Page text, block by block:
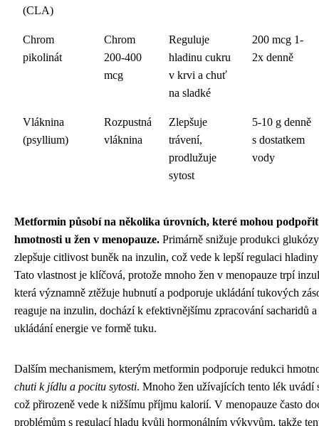
(CLA)
Chrom
pikolinát
Chrom
200-400
mcg
Reguluje
hladinu cukru
v krvi a chuť
na sladké
200 mcg 1-
2x denně
Vláknina
(psyllium)
Rozpustná
vláknina
Zlepšuje
trávení,
prodlužuje
sytost
5-10 g denně
s dostatkem
vody
Metformin působí na několika úrovních, které mohou
hmotnosti u žen v menopauze. Primárně snižuje produkci
zlepšuje citlivost buněk na inzulin, což vede k lepší regulaci
Tato vlastnost je klíčová, protože mnoho žen v menopauze trpí
která významně ztěžuje hubnutí a podporuje ukládání tukových
reaguje na inzulin, dochází k efektivnějšímu zpracování sacharidů
ukládání energie ve formě tuku.
Dalším mechanismem, kterým metformin podporuje redukci
chuti k jídlu a pocitu sytosti. Mnoho žen užívajících tento lék uvádí
což přirozeně vede k nižšímu příjmu kalorií. V menopauze často
problémům s regulací hladu kvůli hormonálním výkyvům, takže